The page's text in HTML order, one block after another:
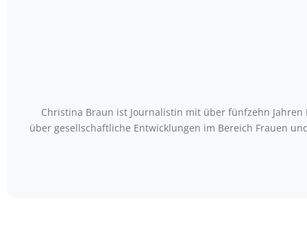
Christina Braun ist Journalistin mit über fünfzehn
über gesellschaftliche Entwicklungen im Bereich Frauen